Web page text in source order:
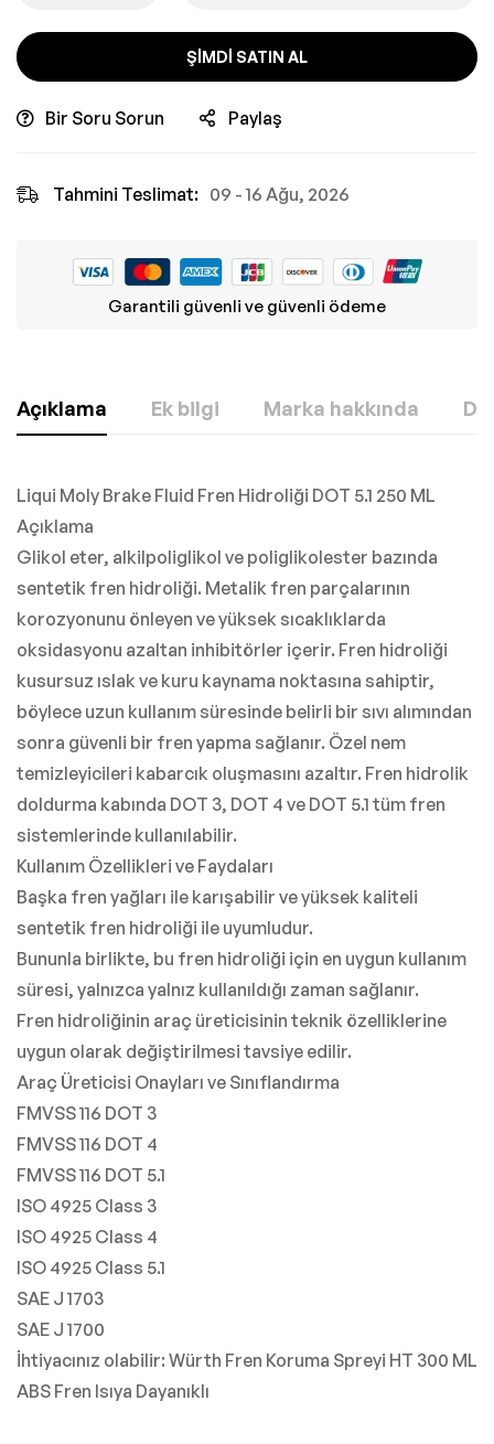
ŞIMDI SATIN AL
Bir Soru Sorun Paylaş
Tahmini Teslimat: 09 - 16 Ağu, 2026
Garantili güvenli ve güvenli ödeme
Açıklama Ek bilgi Marka hakkında
Liqui Moly Brake Fluid Fren Hidroliği DOT 5.1 250 ML
Açıklama
Glikol eter, alkilpoliglikol ve poliglikolester bazında
sentetik fren hidroliği. Metalik fren parçalarının
korozyonunu önleyen ve yüksek sıcaklıklarda
oksidasyonu azaltan inhibitörler içerir. Fren hidroliği
kusursuz ıslak ve kuru kaynama noktasına sahiptir,
böylece uzun kullanım süresinde belirli bir sıvı alımından
sonra güvenli bir fren yapma sağlanır. Özel nem
temizleyicileri kabarcık oluşmasını azaltır. Fren hidrolik
doldurma kabında DOT 3, DOT 4 ve DOT 5.1 tüm fren
sistemlerinde kullanılabilir.
Kullanım Özellikleri ve Faydaları
Başka fren yağları ile karışabilir ve yüksek kaliteli
sentetik fren hidroliği ile uyumludur.
Bununla birlikte, bu fren hidroliği için en uygun kullanım
süresi, yalnızca yalnız kullanıldığı zaman sağlanır.
Fren hidroliğinin araç üreticisinin teknik özelliklerine
uygun olarak değiştirilmesi tavsiye edilir.
Araç Üreticisi Onayları ve Sınıflandırma
FMVSS 116 DOT 3
FMVSS 116 DOT 4
FMVSS 116 DOT 5.1
ISO 4925 Class 3
ISO 4925 Class 4
ISO 4925 Class 5.1
SAE J 1703
SAE J 1700
İhtiyacınız olabilir: Würth Fren Koruma Spreyi HT 300 ML
ABS Fren Isıya Dayanıklı